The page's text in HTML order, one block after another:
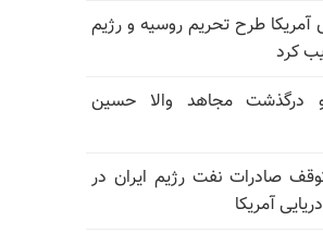
آمریکا طرح تحریم روسیه و رژیم
کرد
درگذشت مجاهد والا حسین
صادرات نفت رژیم ایران در
آمریکا